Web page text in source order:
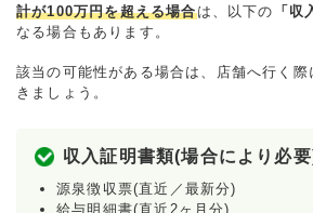
計が100万円を超える場合は、以下の 「
なる場合もあります。
該当の可能性がある場合は、店舗へ行く
きましょう。
収入証明書類(場合により必
源泉徴収票(直近／最新分)
給与明細書(直近2ヶ月分)